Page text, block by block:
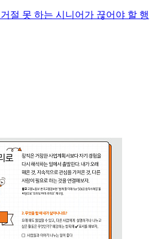
절 못 하는 시니어가 끊어야 할 행